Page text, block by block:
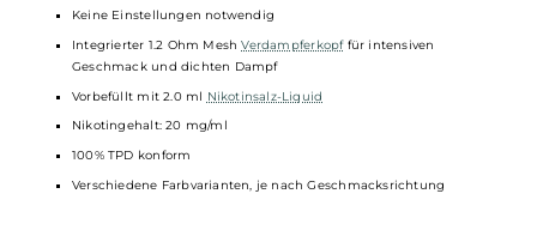
Auf ein gemütliches MTL Dampfen hin ausgelegte Luftführung
Ideal für und Umsteiger
Dank seitlicher Magnete lassen sich zwei Klik Klak miteinander
kombinieren
Kombinationsmöglichkeiten